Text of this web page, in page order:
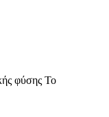
φύσης Το